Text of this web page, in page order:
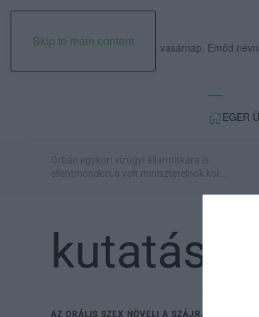
Skip to main content
2026. augusztus 09., vasárnap, Emőd
EGER
Orbán egykori vízügyi államtitkára is
ellentmondott a volt miniszterelnök kor...
kutatás
AZ ORÁLIS SZEX NÖVELI A SZÁJRÁK